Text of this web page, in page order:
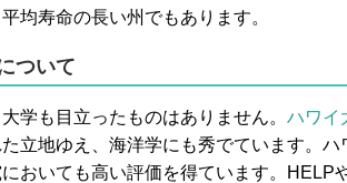
均寿命の長い州でもあります。
ついて
学も目立ったものはありません。ハワイ
立地ゆえ、海洋学にも秀でています。
おいても高い評価を得ています。HELP